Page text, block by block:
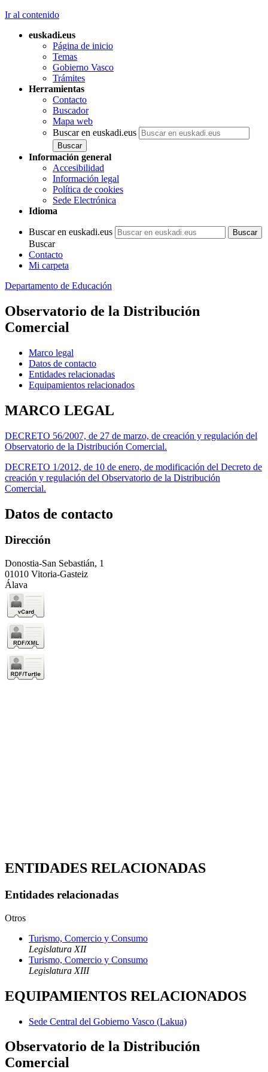
Ir al contenido
euskadi.eus
Página de inicio
Temas
Gobierno Vasco
Trámites
Herramientas
Contacto
Buscador
Mapa web
Buscar en euskadi.eus
Información general
Accesibilidad
Información legal
Política de cookies
Sede Electrónica
Idioma
Buscar en euskadi.eus
Buscar
Contacto
Mi carpeta
Departamento de Educación
Observatorio de la Distribución
Comercial
Marco legal
Datos de contacto
Entidades relacionadas
Equipamientos relacionados
MARCO LEGAL
DECRETO 56/2007, de 27 de marzo, de creación y regulación del
Observatorio de la Distribución Comercial.
DECRETO 1/2012, de 10 de enero, de modificación del Decreto de
creación y regulación del Observatorio de la Distribución
Comercial.
Datos de contacto
Dirección
Donostia-San Sebastián, 1
01010 Vitoria-Gasteiz
Álava
ENTIDADES RELACIONADAS
Entidades relacionadas
Otros
Turismo, Comercio y Consumo
Legislatura XII
Turismo, Comercio y Consumo
Legislatura XIII
EQUIPAMIENTOS RELACIONADOS
Sede Central del Gobierno Vasco (Lakua)
Observatorio de la Distribución
Comercial